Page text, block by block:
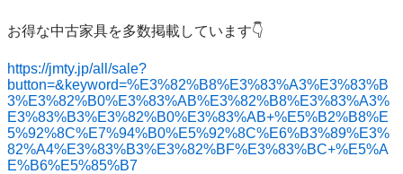
お得な中古家具を多数掲載しています👇
https://jmty.jp/all/sale?
button=&keyword=%E3%82%B8%E3%83%A3%E3%83%B
3%E3%82%B0%E3%83%AB%E3%82%B8%E3%83%A3%
E3%83%B3%E3%82%B0%E3%83%AB+%E5%B2%B8%E
5%92%8C%E7%94%B0%E5%92%8C%E6%B3%89%E3%
82%A4%E3%83%B3%E3%82%BF%E3%83%BC+%E5%A
E%B6%E5%85%B7